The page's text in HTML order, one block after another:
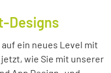
Designs
ein neues Level mit
wie Sie mit unserer